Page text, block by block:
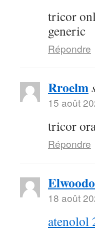
tricor
generic
Répondre
Rroelm
15 août
tricor
Répondre
18 août
atenolol